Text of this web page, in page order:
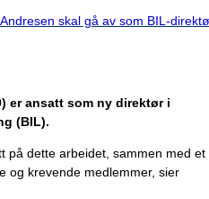
skal gå av som BIL-
er ansatt som ny direktør i
(BIL).
på dette arbeidet, sammen med et
og krevende medlemmer, sier